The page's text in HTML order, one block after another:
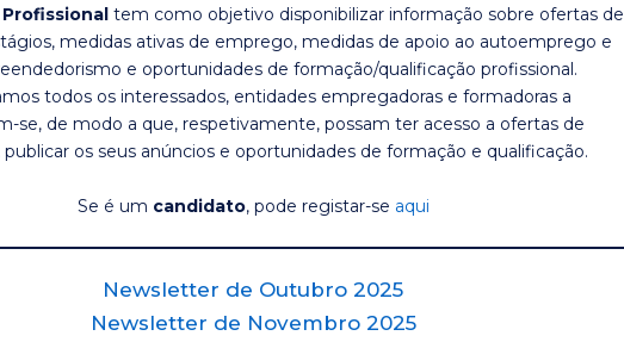
tem como objetivo disponibilizar informação sobre ofertas de
medidas ativas de emprego, medidas de apoio ao autoemprego e
e oportunidades de formação/qualificação profissional.
todos os interessados, entidades empregadoras e formadoras a
se, de modo a que, respetivamente, possam ter acesso a ofertas de
os seus anúncios e oportunidades de formação e qualificação.
Se é um candidato, pode registar-se aqui
Newsletter de Outubro 2025
Newsletter de Novembro 2025